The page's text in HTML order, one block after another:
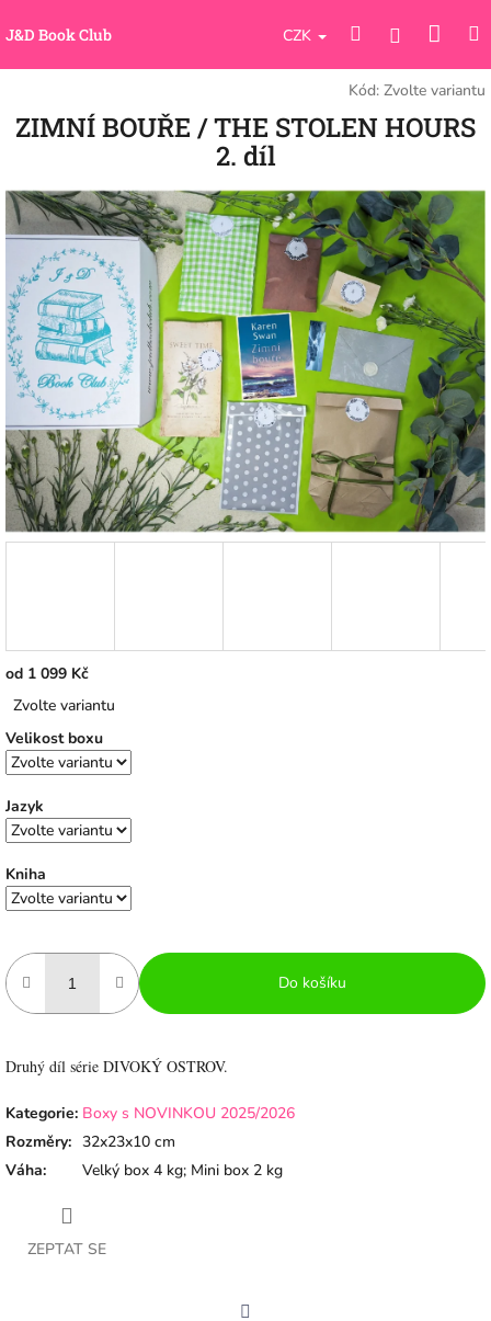
naJ&D Book Club CZK HledatPřihlášení
Kód: Zvolte variantu
ZIMNÍ BOUŘE / THE STOLEN HOURS
2. díl
od 1 099 Kč
cena:
Zvolte variantu
Velikost boxu
Jazyk
Kniha
Do košíku
Druhý díl série DIVOKÝ OSTROV.
Kategorie: Boxy s NOVINKOU 2025/2026
Rozměry: 32x23x10 cm
Váha: Velký box 4 kg; Mini box 2 kg
ZEPTAT SE